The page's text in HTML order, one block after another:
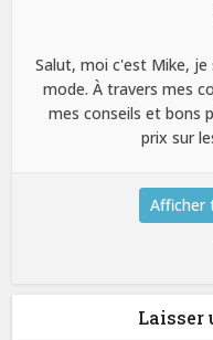
Salut, moi c'est Mike, je
mode. À travers mes
mes conseils et bons
prix sur
Afficher
Laisser